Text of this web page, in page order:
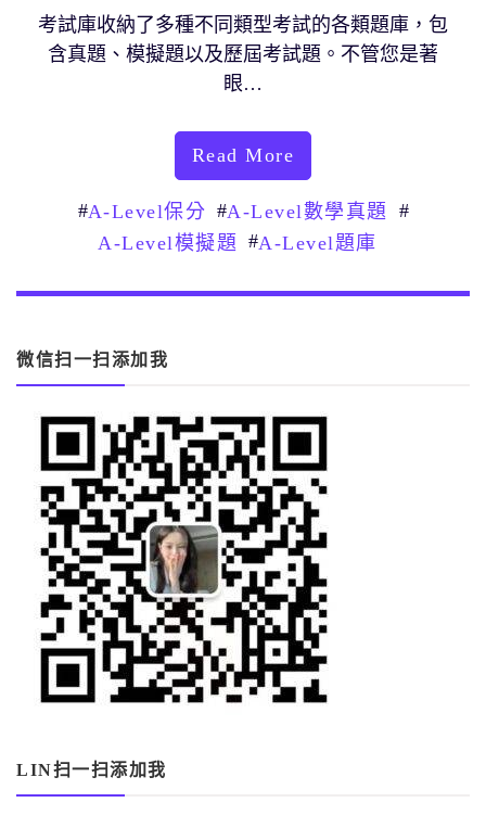
考試庫收納了多種不同類型考試的各類題庫，包
含真題、模擬題以及歷屆考試題。不管您是著
眼…
Read More
#A-Level保分 #A-Level數學真題
#
A-Level模擬題
#A-Level題庫
微信扫一扫添加我
LIN扫一扫添加我